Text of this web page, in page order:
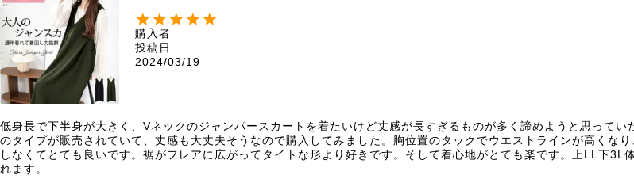
購入者
投稿日
2024/03/19
低身長で下半身が大きく、Vネックのジャンパースカートを着たいけど丈感が長すぎるものが多く諦めようと思ってい
のタイプが販売されていて、丈感も大丈夫そうなので購入してみました。胸位置のタックでウエストラインが高くな
しなくてとても良いです。裾がフレアに広がってタイトな形より好きです。そして着心地がとても楽です。上LL下3L
れます。